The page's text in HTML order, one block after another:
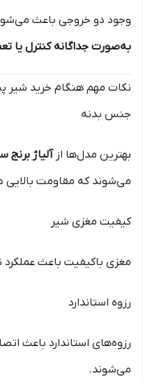
وجود دو خروجی باعث
به‌صورت جداگانه کنترل یا
نکات مهم هنگام خرید شیر
جنس بدنه
بهترین مدل‌ها ازآلیاژ برنج
می‌شوند که مقاومت بالایی
کیفیت مغزی شیر
مغزی باکیفیت باعث
رزوه استاندارد
رزوه‌های استاندارد باعث
می‌شوند.